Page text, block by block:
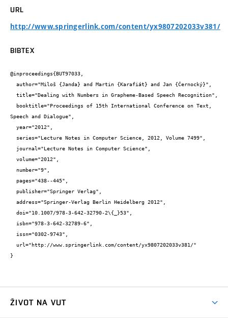
URL
http://www.springerlink.com/content/yx9807202033v381/
BIBTEX
@inproceedings{BUT97033,
Speech and Dialogue",
}
ŽIVOT NA VUT